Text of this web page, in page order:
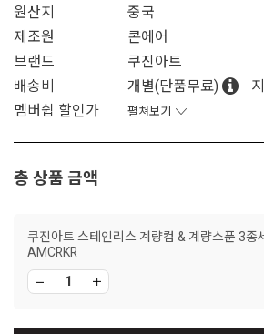
원산지
중국
제조원
콘에어
브랜드
쿠진아트
배송비
개별(단품무료)
멤버쉽 할인가
펼쳐보기
총 상품 금액
쿠진아트 스테인리스 계량컵 & 계량스푼 3종
AMCRKR